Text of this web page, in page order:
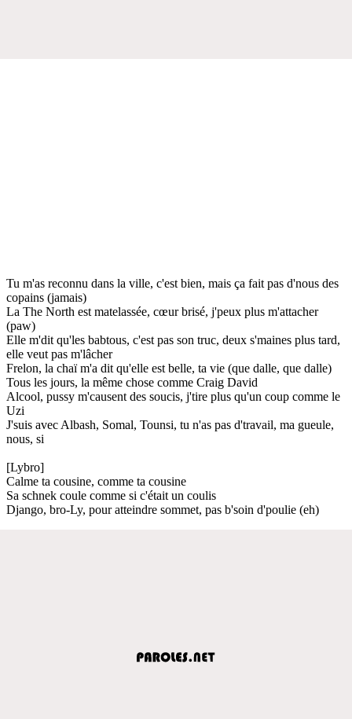
Tu m'as reconnu dans la ville, c'est bien, mais ça fait pas d'nous des
copains (jamais)
La The North est matelassée, cœur brisé, j'peux plus m'attacher
(paw)
Elle m'dit qu'les babtous, c'est pas son truc, deux s'maines plus tard,
elle veut pas m'lâcher
Frelon, la chaï m'a dit qu'elle est belle, ta vie (que dalle, que dalle)
Tous les jours, la même chose comme Craig David
Alcool, pussy m'causent des soucis, j'tire plus qu'un coup comme le
Uzi
J'suis avec Albash, Somal, Tounsi, tu n'as pas d'travail, ma gueule,
nous, si
[Lybro]
Calme ta cousine, comme ta cousine
Sa schnek coule comme si c'était un coulis
Django, bro-Ly, pour atteindre sommet, pas b'soin d'poulie (eh)